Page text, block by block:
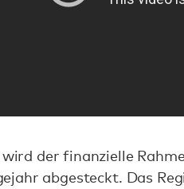
der finanzielle
abgesteckt. Das